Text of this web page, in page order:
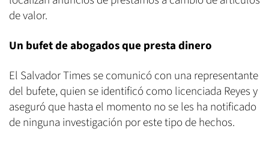
de valor.
Un bufet de abogados que presta dinero
El Salvador Times se comunicó con una representante
del bufete, quien se identificó como licenciada Reyes y
aseguró que hasta el momento no se les ha notificado
de ninguna investigación por este tipo de hechos.